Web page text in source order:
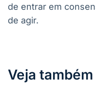
de entrar em
de agir.
Veja também